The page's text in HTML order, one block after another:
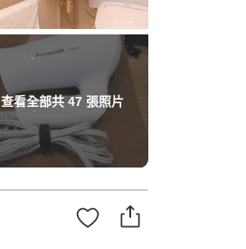
查看全部共47張照片